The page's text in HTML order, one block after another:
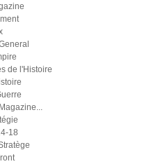
de l'Histoire
18